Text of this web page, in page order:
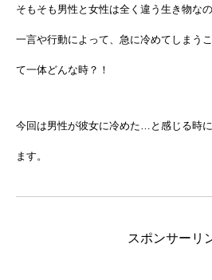
そもそも男性と女性は全く違う生き物な
一言や行動によって、急に冷めてしまう
て一体どんな時？！
今回は男性が彼女に冷めた…と感じる時
ます。
スポンサーリ